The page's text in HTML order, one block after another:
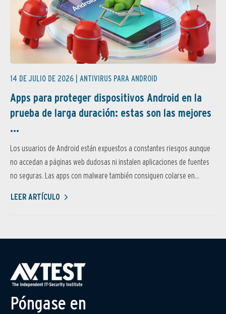
14 DE JULIO DE 2026 | ANTIVIRUS PARA ANDROID
Apps para proteger dispositivos Android en la
prueba de larga duración: estas son las mejores
...
Los usuarios de Android están expuestos a constantes riesgos aunque
no accedan a páginas web dudosas ni instalen aplicaciones de fuentes
no seguras. Las apps con malware también consiguen colarse en...
LEER ARTÍCULO
Póngase en